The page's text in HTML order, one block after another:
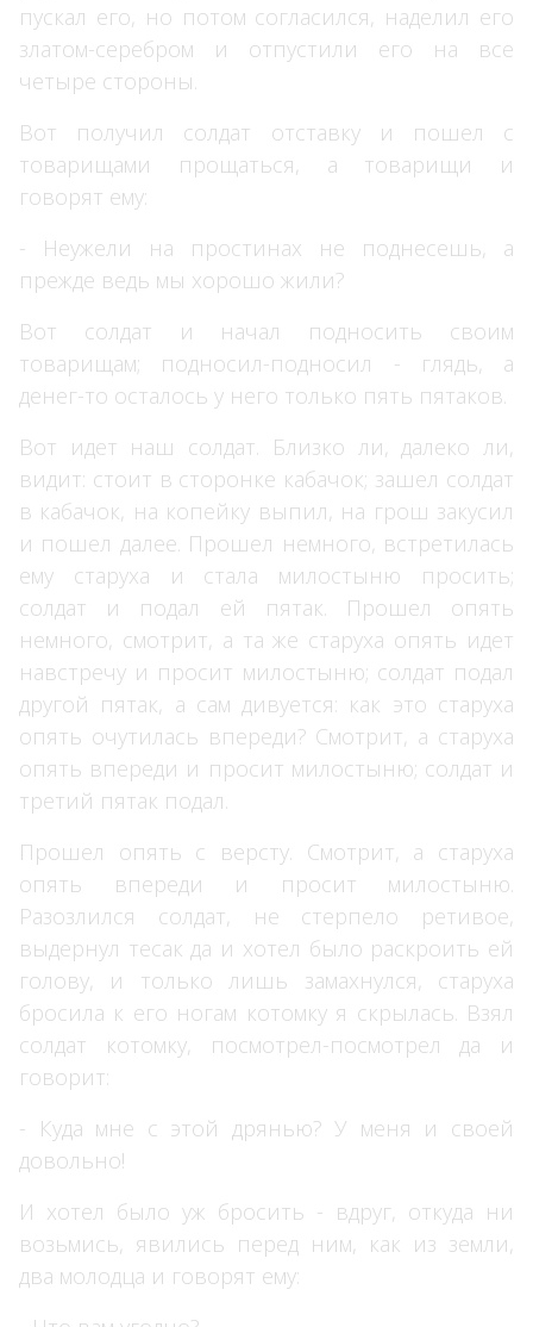
пускал его, но потом согласился, наделил его
златом-серебром и отпустили его на все
четыре стороны.
Вот получил солдат отставку и пошел с
товарищами прощаться, а товарищи и
говорят ему:
- Неужели на простинах не поднесешь, а
прежде ведь мы хорошо жили?
Вот солдат и начал подносить своим
товарищам; подносил-подносил - глядь, а
денег-то осталось у него только пять пятаков.
Вот идет наш солдат. Близко ли, далеко ли,
видит: стоит в сторонке кабачок; зашел солдат
в кабачок, на копейку выпил, на грош закусил
и пошел далее. Прошел немного, встретилась
ему старуха и стала милостыню просить;
солдат и подал ей пятак. Прошел опять
немного, смотрит, а та же старуха опять идет
навстречу и просит милостыню; солдат подал
другой пятак, а сам дивуется: как это старуха
опять очутилась впереди? Смотрит, а старуха
опять впереди и просит милостыню; солдат и
третий пятак подал.
Прошел опять с версту. Смотрит, а старуха
опять впереди и просит милостыню.
Разозлился солдат, не стерпело ретивое,
выдернул тесак да и хотел было раскроить ей
голову, и только лишь замахнулся, старуха
бросила к его ногам котомку я скрылась. Взял
солдат котомку, посмотрел-посмотрел да и
говорит:
- Куда мне с этой дрянью? У меня и своей
довольно!
И хотел было уж бросить - вдруг, откуда ни
возьмись, явились перед ним, как из земли,
два молодца и говорят ему: